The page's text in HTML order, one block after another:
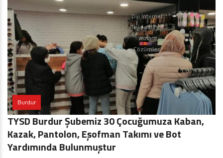
Burdur
TYSD Burdur Şubemiz 30 Çocuğumuza Kaban,
Kazak, Pantolon, Eşofman Takımı ve Bot
Yardımında Bulunmuştur
Diji İnternet
Teknoloji ve
Yazılım
Çözümleri